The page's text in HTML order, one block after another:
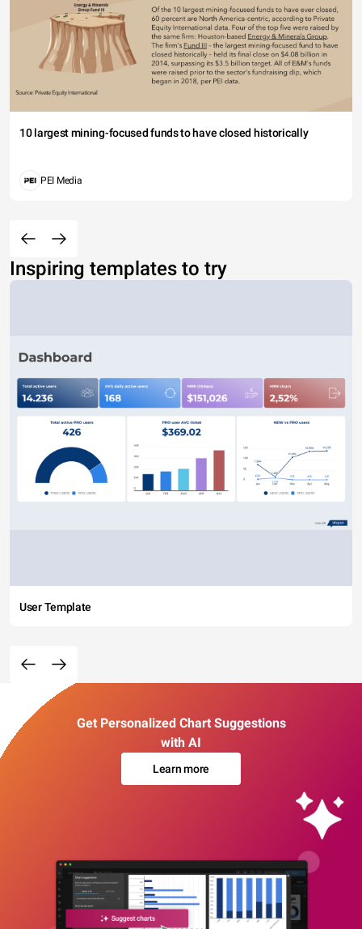
10 largest mining-focused funds to have closed historically
PEI Media
Inspiring templates to try
User Template
Get Personalized Chart Suggestions
with AI
Learn more